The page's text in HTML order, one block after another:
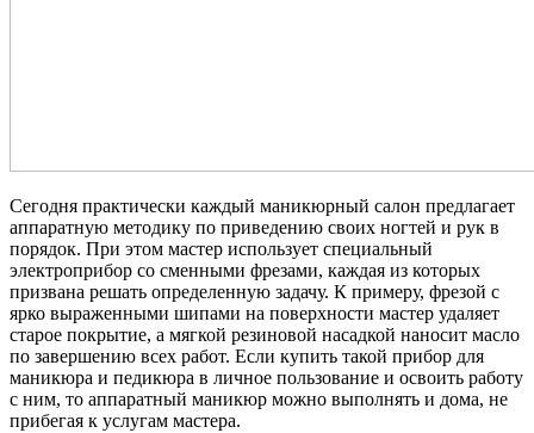
Сегодня практически каждый маникюрный салон предлагает
аппаратную методику по приведению своих ногтей и рук в
порядок. При этом мастер использует специальный
электроприбор со сменными фрезами, каждая из которых
призвана решать определенную задачу. К примеру, фрезой с
ярко выраженными шипами на поверхности мастер удаляет
старое покрытие, а мягкой резиновой насадкой наносит масло
по завершению всех работ. Если купить такой прибор для
маникюра и педикюра в личное пользование и освоить работу
с ним, то аппаратный маникюр можно выполнять и дома, не
прибегая к услугам мастера.